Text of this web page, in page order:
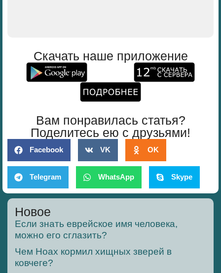
Скачать наше приложение
Вам понравилась статья?
Поделитесь ею с друзьями!
Facebook VK OK
Telegram WhatsApp Skype
Новое
Если знать еврейское имя человека,
можно его сглазить?
Чем Ноах кормил хищных зверей в
ковчеге?